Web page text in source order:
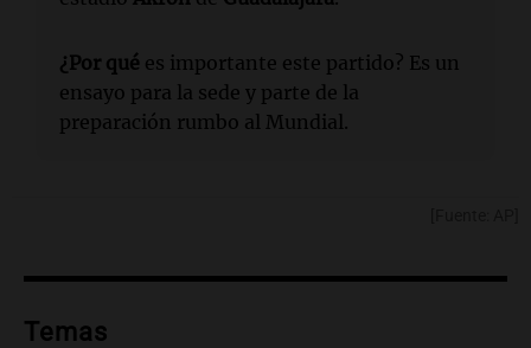
¿Por qué es importante este partido? Es un
ensayo para la sede y parte de la
preparación rumbo al Mundial.
Temas